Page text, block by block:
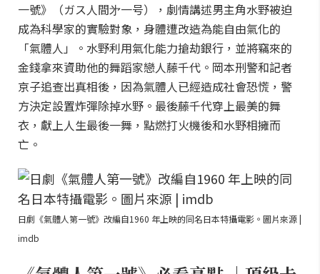
一號》（ガス人間㐧一号），劇情講述男主角水野被迫
成為科學家的實驗對象，身體遭改造為能自由氣化的
「氣體人」。水野利用氣化能力搶劫銀行，並將竊來的
金錢拿來資助他的舞蹈家戀人藤千代。岡本刑警和記者
京子追查出真相後，因為氣體人已經造成社會恐慌，警
方決定設置炸彈除掉水野。最後藤千代穿上最美的舞
衣，獻上人生最後一舞，點燃打火機後和水野相擁而
亡。
日劇《氣體人第一號》改編自1960 年上映的同名日本特攝電影。圖片來源 |
imdb